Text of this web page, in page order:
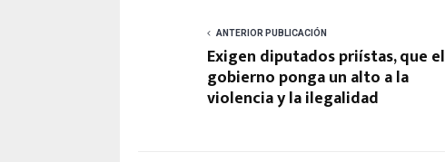
ANTERIOR PUBLICACIÓN
Exigen diputados priístas, que el
gobierno ponga un alto a la
violencia y la ilegalidad